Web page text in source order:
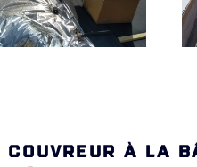
| COUVREUR À LA